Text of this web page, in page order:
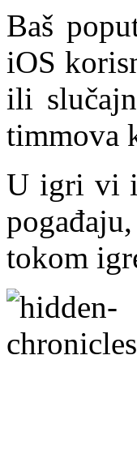
Baš
iOS
ili
timmova
U igri vi
tokom